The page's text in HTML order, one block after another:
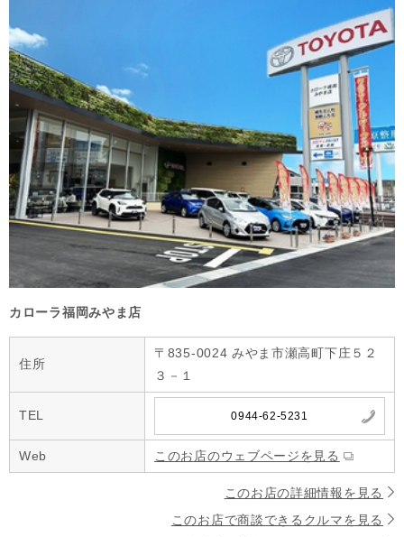
カローラ福岡みやま店
住所
〒835-0024 みやま市瀬高町下庄５２
３－１
TEL 0944-62-5231
Web このお店のウェブページを見る
このお店の詳細情報を見る
このお店で商談できるクルマを見る